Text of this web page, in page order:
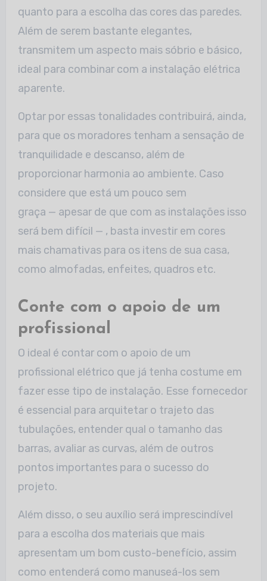
quanto para a escolha das cores das paredes.
Além de serem bastante elegantes,
transmitem um aspecto mais sóbrio e básico,
ideal para combinar com a instalação elétrica
aparente.
Optar por essas tonalidades contribuirá, ainda,
para que os moradores tenham a sensação de
tranquilidade e descanso, além de
proporcionar harmonia ao ambiente. Caso
considere que está um pouco sem
graça — apesar de que com as instalações isso
será bem difícil — , basta investir em cores
mais chamativas para os itens de sua casa,
como almofadas, enfeites, quadros etc.
Conte com o apoio de um
profissional
O ideal é contar com o apoio de um
profissional elétrico que já tenha costume em
fazer esse tipo de instalação. Esse fornecedor
é essencial para arquitetar o trajeto das
tubulações, entender qual o tamanho das
barras, avaliar as curvas, além de outros
pontos importantes para o sucesso do
projeto.
Além disso, o seu auxílio será imprescindível
para a escolha dos materiais que mais
apresentam um bom custo-benefício, assim
como entenderá como manuseá-los sem